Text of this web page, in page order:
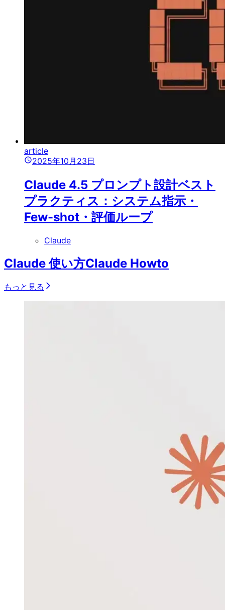
article
2025年10月23日
Claude 4.5 プロンプト設計ベスト
プラクティス：システム指示・
Few-shot・評価ループ
Claude
Claude 使い方Claude Howto
もっと見る